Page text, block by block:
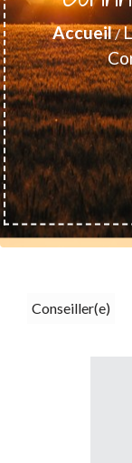
Accueil/
Conseiller(e)